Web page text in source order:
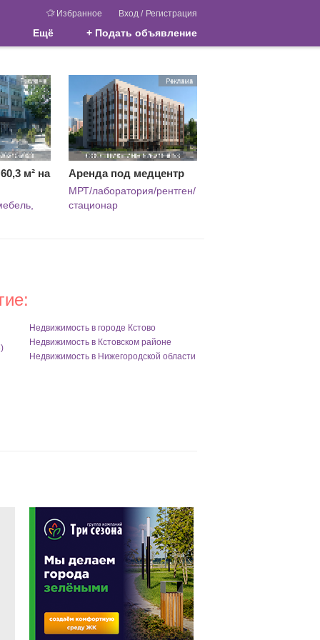
Избранное Вход / Регистрация
Ещё + Подать объявление
м² на Аренда под медцентр
МРТ/лаборатория/рентген/
стационар
Недвижимость в городе Кстово
Недвижимость в Кстовском районе
Недвижимость в Нижегородской области